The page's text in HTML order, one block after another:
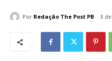
Por Redação The Post PB 3